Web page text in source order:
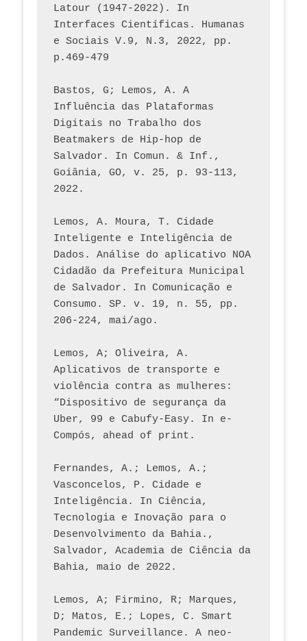
Latour (1947-2022). In
Interfaces Científicas. Humanas
e Sociais V.9, N.3, 2022, pp.
p.469-479
Bastos, G; Lemos, A. A
Influência das Plataformas
Digitais no Trabalho dos
Beatmakers de Hip-hop de
Salvador. In Comun. & Inf.,
Goiânia, GO, v. 25, p. 93-113,
2022.
Lemos, A. Moura, T. Cidade
Inteligente e Inteligência de
Dados. Análise do aplicativo NOA
Cidadão da Prefeitura Municipal
de Salvador. In Comunicação e
Consumo. SP. v. 19, n. 55, pp.
206-224, mai/ago.
Lemos, A; Oliveira, A.
Aplicativos de transporte e
violência contra as mulheres:
“Dispositivo de segurança da
Uber, 99 e Cabufy-Easy. In e-
Compós, ahead of print.
Fernandes, A.; Lemos, A.;
Vasconcelos, P. Cidade e
Inteligência. In Ciência,
Tecnologia e Inovação para o
Desenvolvimento da Bahia.,
Salvador, Academia de Ciência da
Bahia, maio de 2022.
Lemos, A; Firmino, R; Marques,
D; Matos, E.; Lopes, C. Smart
Pandemic Surveillance. A neo-